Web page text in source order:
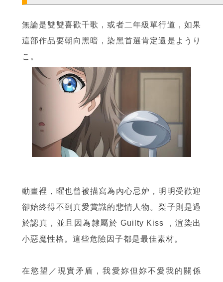
無論是雙雙喜歡千歌，或者二年級單行道，如果
這部作品要朝向黑暗，染黑首選肯定還是ようり
こ。
動畫裡，曜也曾被描寫為內心忌妒，明明受歡迎
卻始終得不到真愛賞識的悲情人物。梨子則是過
於認真，並且因為隸屬於 Guilty Kiss ，渲染出
小惡魔性格。這些危險因子都是最佳素材。
在慾望／現實矛盾，我愛妳但妳不愛我的關係